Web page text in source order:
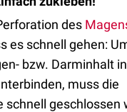
des
es schnell gehen:
bzw. Darminhalt
muss die
schnell geschlossen